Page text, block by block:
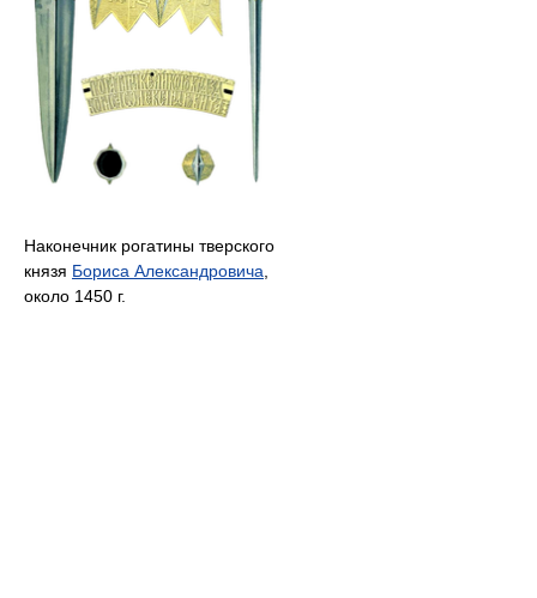
Наконечник рогатины тверского
князя Бориса Александровича,
около 1450 г.